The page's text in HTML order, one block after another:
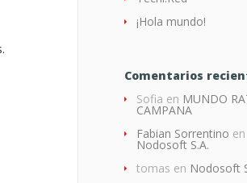
¡Hola mundo!
Comentarios
Sofia en MUNDO
CAMPANA
Fabian Sorrentino en
Nodosoft S.A.
tomas en Nodosoft